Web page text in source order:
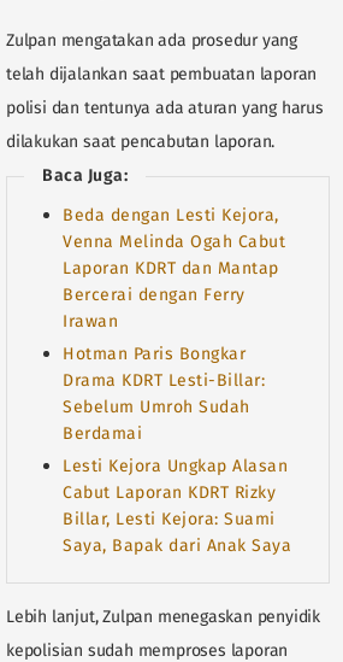
Zulpan mengatakan ada prosedur yang
telah dijalankan saat pembuatan laporan
polisi dan tentunya ada aturan yang harus
dilakukan saat pencabutan laporan.
Baca Juga:
Beda dengan Lesti Kejora,
Venna Melinda Ogah Cabut
Laporan KDRT dan Mantap
Bercerai dengan Ferry
Irawan
Hotman Paris Bongkar
Drama KDRT Lesti-Billar:
Sebelum Umroh Sudah
Berdamai
Lesti Kejora Ungkap Alasan
Cabut Laporan KDRT Rizky
Billar, Lesti Kejora: Suami
Saya, Bapak dari Anak Saya
Lebih lanjut, Zulpan menegaskan penyidik
kepolisian sudah memproses laporan